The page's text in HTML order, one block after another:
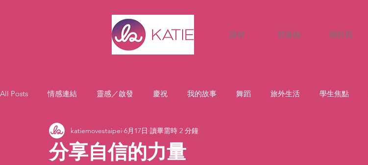
課程 部落格 關於我
All Posts 情感連結 靈感／啟發 慶祝 我的故事 舞蹈 旅外生活 學生焦點
分享自信的力量
katiemovestaipei 6月17日 讀畢需時 2 分鐘